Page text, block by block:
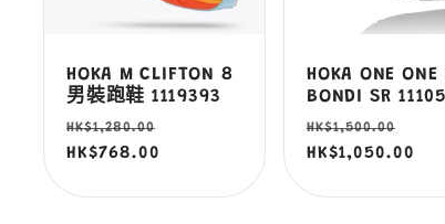
HOKA M CLIFTON 8
男裝跑鞋 1119393
定
價
HK$1,280.00
HK$768.00
HOKA ONE ONE
BONDI SR
定
價
HK$1,500.00
價
HK$1,050.00